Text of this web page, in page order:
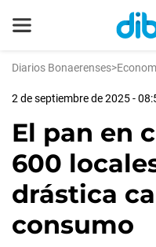
Diarios Bonaerenses>
2 de septiembre de 2025 -
El pan en
600
drástica
consumo